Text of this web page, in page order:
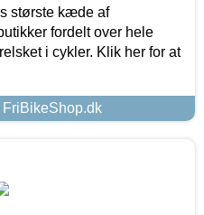
største kæde af
fordelt over hele
i cykler. Klik her for at